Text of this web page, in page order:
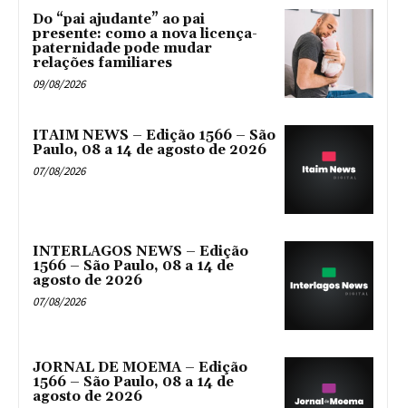
Do “pai ajudante” ao pai
presente: como a nova licença-
paternidade pode mudar
relações familiares
09/08/2026
ITAIM NEWS – Edição 1566 – São
Paulo, 08 a 14 de agosto de 2026
07/08/2026
INTERLAGOS NEWS – Edição
1566 – São Paulo, 08 a 14 de
agosto de 2026
07/08/2026
JORNAL DE MOEMA – Edição
1566 – São Paulo, 08 a 14 de
agosto de 2026